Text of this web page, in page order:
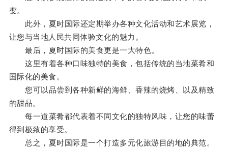
变。
此外，夏时国际还定期举办各种文化活动和艺术展览，
让您与当地人民共同体验文化的魅力。
最后，夏时国际的美食更是一大特色。
这里有着各种口味独特的美食，包括传统的当地菜肴和
国际化的美食。
您可以品尝到各种新鲜的海鲜、香辣的烧烤、以及精致
的甜品。
每一道菜肴都代表着不同文化的独特风味，让您的味蕾
得到极致的享受。
总之，夏时国际是一个打造多元化旅游目的地的典范。